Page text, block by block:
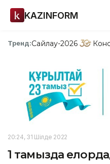
KAZINFORM
Тренд:Сайлау-2026
20:24, 31 Шілде 2022
1 тамызда